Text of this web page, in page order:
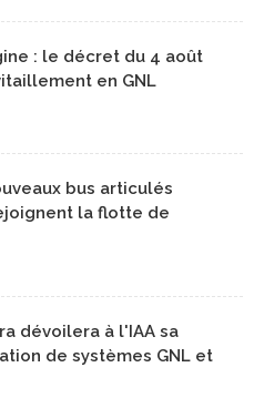
: le décret du 4 août
en GNL
bus articulés
la flotte de
dévoilera à l'IAA sa
de systèmes GNL et